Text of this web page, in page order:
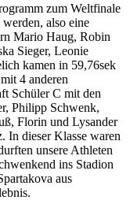
zum Weltfinale
also eine
Mario Haug, Robin
Sieger, Leonie
kamen in 59,76sek
4 anderen
Schüler C mit den
Philipp Schwenk,
Florin und Lysander
In dieser Klasse waren
unsere Athleten
ins Stadion
aus